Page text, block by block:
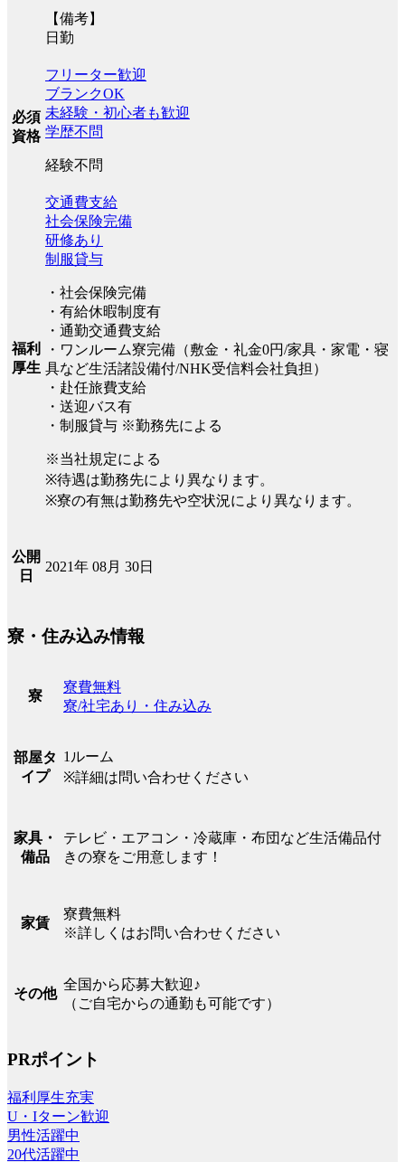
【備考】
日勤
必須
資格
フリーター歓迎
ブランクOK
未経験・初心者も歓迎
学歴不問
経験不問
福利
厚生
交通費支給
社会保険完備
研修あり
制服貸与
・社会保険完備
・有給休暇制度有
・通勤交通費支給
・ワンルーム寮完備（敷金・礼金0円/家具・家電・寝
具など生活諸設備付/NHK受信料会社負担）
・赴任旅費支給
・送迎バス有
・制服貸与 ※勤務先による
※当社規定による
※待遇は勤務先により異なります。
※寮の有無は勤務先や空状況により異なります。
公開
日
2021年 08月 30日
寮・住み込み情報
寮
寮費無料
寮/社宅あり・住み込み
部屋タ
イプ
1ルーム
※詳細は問い合わせください
家具・
備品
テレビ・エアコン・冷蔵庫・布団など生活備品付
きの寮をご用意します！
家賃
寮費無料
※詳しくはお問い合わせください
その他
全国から応募大歓迎♪
（ご自宅からの通勤も可能です）
PRポイント
福利厚生充実
U・Iターン歓迎
男性活躍中
20代活躍中